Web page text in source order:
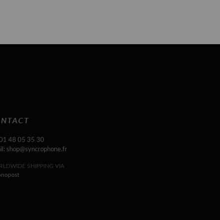
48 05 35 30
shop@syncrophone.fr
SHIPPING VIA